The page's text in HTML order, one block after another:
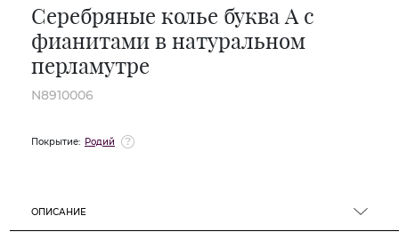
Серебряные колье буква А с
фианитами в натуральном
перламутре
N8910006
Покрытие: Родий
ОПИСАНИЕ